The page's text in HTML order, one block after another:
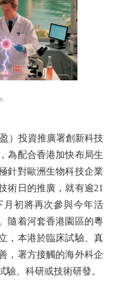
投資推廣署創新科技
為配合香港加快布局生
針對歐洲生物科技企業
術日的推廣，就有逾21
初將再次參與今年活
隨着河套香港園區的粵
，本港於臨床試驗、真
，署方接觸的海外科企
驗、科研或技術研發。